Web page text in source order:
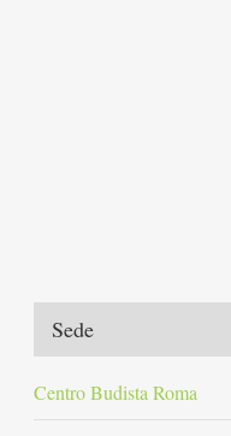
Sede
Centro Budista Roma